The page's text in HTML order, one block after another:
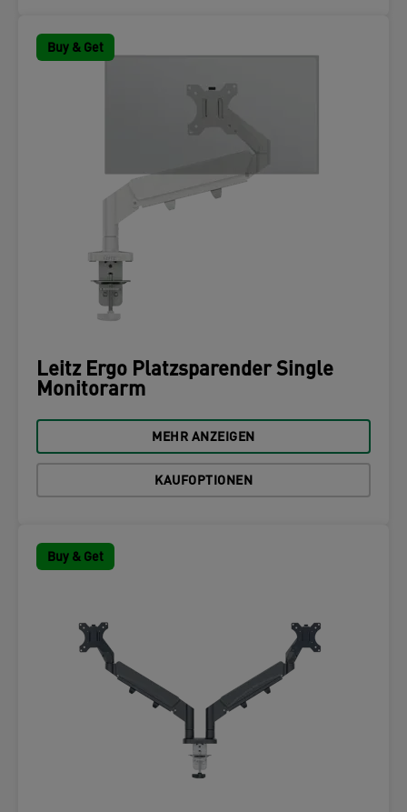
Buy & Get
Leitz Ergo Platzsparender Single
Monitorarm
MEHR ANZEIGEN
KAUFOPTIONEN
Buy & Get